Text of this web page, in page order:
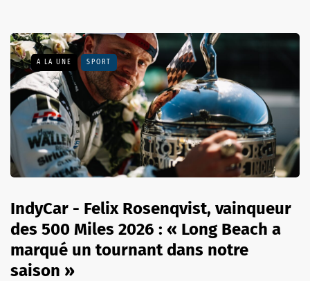
A LA UNE SPORT
IndyCar - Felix Rosenqvist, vainqueur
des 500 Miles 2026 : « Long Beach a
marqué un tournant dans notre
saison »